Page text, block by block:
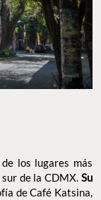
los lugares más
de la CDMX. Su
de Café Katsina,